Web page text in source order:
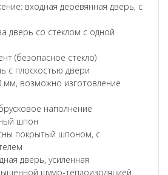
входная деревянная дверь, с
дверь со стеклом с одной
(безопасное стекло)
с плоскостью двери
возможно изготовление
наполнение
шпон
покрытый шпоном, с
дверь, усиленная
шумо-теплоизоляцией